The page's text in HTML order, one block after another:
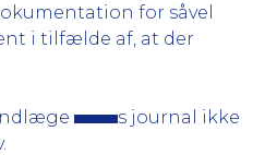
for såvel
i tilfælde af, at der
s journal ikke